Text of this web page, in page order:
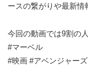
ースの繋がりや最新情
今回の動画では9割の
#マーベル
#映画 #アベンジャーズ